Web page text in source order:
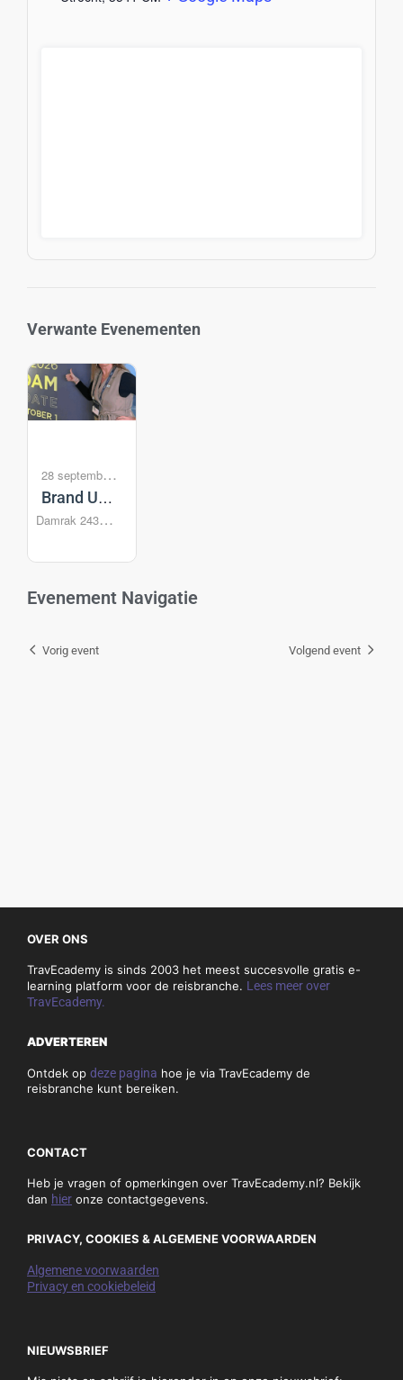
Verwante Evenementen
28 september
-1 oktober
Brand USA
Travel
Damrak 243
1012 ZJ
Evenement Navigatie
Vorig event Volgend event
OVER ONS
TravEcademy is sinds 2003 het meest succesvolle gratis e-
learning platform voor de reisbranche. Lees meer over
TravEcademy.
ADVERTEREN
Ontdek op deze pagina hoe je via TravEcademy de
reisbranche kunt bereiken.
CONTACT
Heb je vragen of opmerkingen over TravEcademy.nl? Bekijk
dan hier onze contactgegevens.
PRIVACY, COOKIES & ALGEMENE VOORWAARDEN
Algemene voorwaarden
Privacy en cookiebeleid
NIEUWSBRIEF